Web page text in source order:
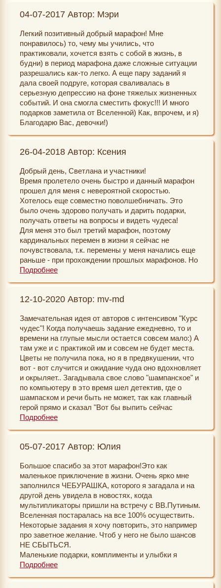
через чур :) думала об одной подруге, а отозвались
сами позвонили, мы приятно пообщались, мне это
доставило огромное удовольствие:)
Благодарю Вас наши добрые феи, за Ваш труд- он
приносит краски и счастье в наши жизни...
Благодаря марафону, я еще больше верю в чудеса!!!
группе с отчетами, интересно было общаться ,
читать отчеты, результаты, чувствовать поддержку ,
делиться своими успехами. Особенно помогают
рекомендации и воодушевляющие статьи Светланы,
которые направляют в нужное русло. Обязательно
всем советую пройти этот волшебный марафон.
Еще раз благодарю волшебниц этого марафона,
удачи, счастья, процветания, исполнения желаний и
море волшебства!!!
04-07-2017 Автор: Мэри
Легкий позитивный добрый марафон! Мне
понравилось) то, чему мы учились, что
практиковали, хочется взять с собой в жизнь, в
будни) в период марафона даже сложные ситуации
разрешались как-то легко. А еще пару заданий я
дала своей подруге, которая сваливалась в
серьезную депрессию на фоне тяжелых жизненных
событий. И она смогла сместить фокус!!! И много
подарков заметила от Вселенной) Как, впрочем, и я)
Благодарю Вас, девочки!)
26-04-2018 Автор: Ксения
Добрый день, Светлана и участники!
Время пролетело очень быстро и данный марафон
прошел для меня с невероятной скоростью.
Хотелось еще совместно поволшебничать. Это
было очень здорово получать и дарить подарки,
получать ответы на вопросы и видеть чудеса!
Для меня это был третий марафон, поэтому
кардинальных перемен в жизни я сейчас не
почувствовала, т.к. перемены у меня начались еще
раньше - при прохождении прошлых марафонов. Но
волшебство ощущать начала сразу. "Курс чудес" я
т.к. все они прекрасны и я почувствовала себя
раз для себя делаю вывод, что мы сами создаем
себе счастье или несчастье, притягиваем хорошее и
плохое. Поэтому находясь в хорошем настроении,
веря в лучшее, мечтая, все возможно. Главное
научиться контролировать свои мысли и желания.
Благодаря марафонам, я очень изменилась и начала
меняться моя жизнь. Это правда!!! Теперь еще
больше начала замечать подарков и чудес! Жизнь
прекрасна и наши мечты сбываются, когда мы не
подпускаем сомнения в свою жизнь!
Всем участникам желаю счастья, любви,
благополучия и исполнения желаний!
Екатерине за вашу работу с нами всеми!!!
Подробнее
12-10-2020 Автор: mv-md
Замечательная идея от авторов с интенсивом "Курс
чудес"! Когда получаешь задание ежедневно, то и
времени на глупые мысли остается совсем мало:) А
там уже и с практикой им и совсем не будет места.
Цветы не получила пока, но я в предвкушении, что
вот - вот случится и ожидание чуда оно вдохновляет
и окрыляет.. Загадывала свое слово "шампанское" и
по компьютеру в это время шел детектив, где о
шампаском и речи быть не может, так как главный
герой прямо и сказал "Вот бы выпить сейчас
шампаского!"..Я не поверила себе и перемотала этот
ДР и подарила мне 50 евро. Это очень значительная
Я, конечно, это связываю также с другим
марафоном, который сейчас прохожу...но разве это
не чудесно?:)
Cтала замедляться, чтобы видеть знаки Вселенной,
быть увлеченной в эту игру, которая постепенно
становится неким стилем, чувствовать заботу. И да,
многие мои желания не исполнились в течение 24
часов, многое исполнение впереди, но...ни
Вселенная ни Всевышний никогда не опаздывают,
главное, верить:)
Подробнее
05-07-2017 Автор: Юлия
Большое спасибо за этот марафон!Это как
маленькое приключение в жизни. Очень ярко мне
заполнился ЧЕБУРАШКА, которого я загадала и на
другой день увидела в новостях, когда
мультипликаторы пришли на встречу с ВВ.Путиным.
Вселенная постаралась на все 100% осуществить.
Некоторые задания я хочу повторить, это например
про заветное желание. Чтоб у него не было шансов
НЕ СБЫТЬСЯ.
Маленькие подарки, комплименты и улыбки я
получаю теперь регулярно.. мне показалось
Подробнее